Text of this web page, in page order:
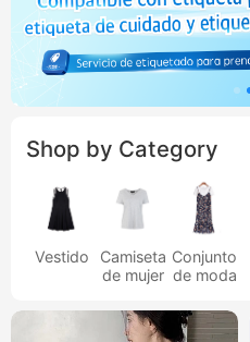
Shop by Category
Vestido
Camiseta
de mujer
Conjunto
de moda